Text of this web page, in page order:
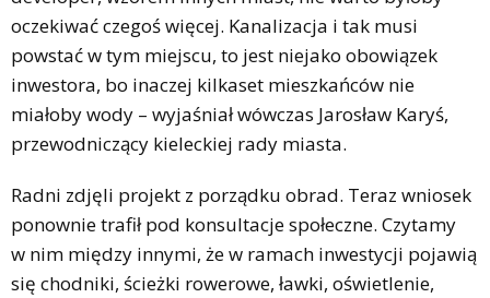
oczekiwać czegoś więcej. Kanalizacja i tak musi
powstać w tym miejscu, to jest niejako obowiązek
inwestora, bo inaczej kilkaset mieszkańców nie
miałoby wody – wyjaśniał wówczas Jarosław Karyś,
przewodniczący kieleckiej rady miasta.
Radni zdjęli projekt z porządku obrad. Teraz wniosek
ponownie trafił pod konsultacje społeczne. Czytamy
w nim między innymi, że w ramach inwestycji pojawią
się chodniki, ścieżki rowerowe, ławki, oświetlenie,